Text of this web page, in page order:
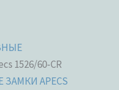
1526/60-CR
APECS